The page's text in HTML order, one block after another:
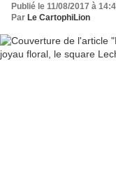
Publié le 11/08/2017 à
Par Le CartophiLion